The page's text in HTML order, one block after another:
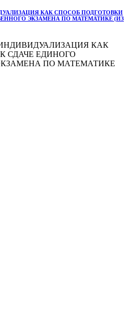
КАК СПОСОБ ПОДГОТОВКИ
ЭКЗАМЕНА ПО МАТЕМАТИКЕ (ИЗ
КАК
СДАЧЕ ЕДИНОГО
ПО МАТЕМАТИКЕ